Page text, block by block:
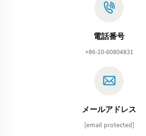
電話番号
+86-10-60804831
メールアドレス
[email protected]